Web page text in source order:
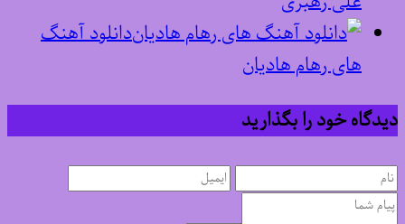
دانلود آهنگ
های رهام هادیان
دیدگاه خود را بگذارید